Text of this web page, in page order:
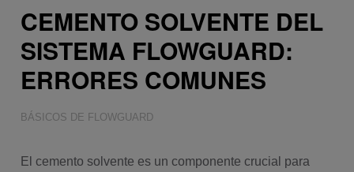
CEMENTO SOLVENTE DEL
SISTEMA FLOWGUARD:
ERRORES COMUNES
BÁSICOS DE FLOWGUARD
El cemento solvente es un componente crucial para